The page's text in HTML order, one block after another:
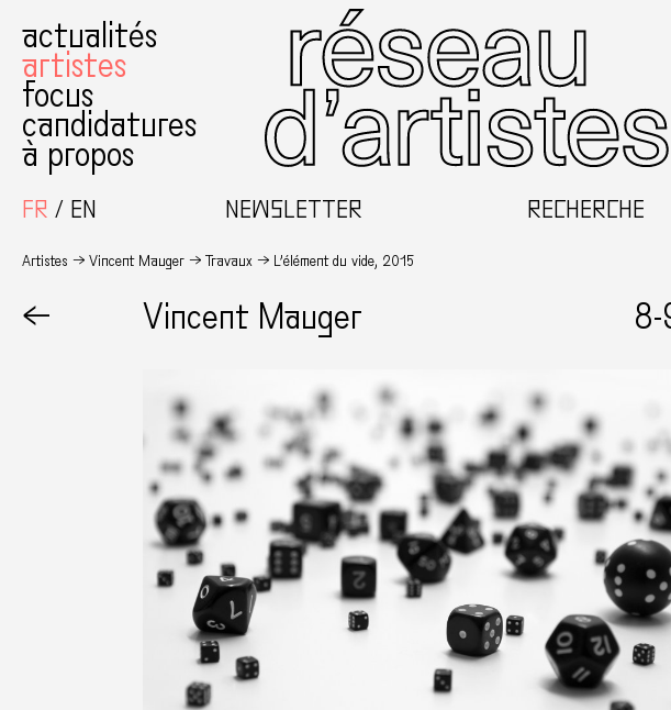
actualités
artistes
focus
candidatures
à propos
FR
EN NEWSLETTER RECHERCHE
Artistes Vincent Mauger Travaux L’élément du vide, 2015
← Vincent Mauger 8-